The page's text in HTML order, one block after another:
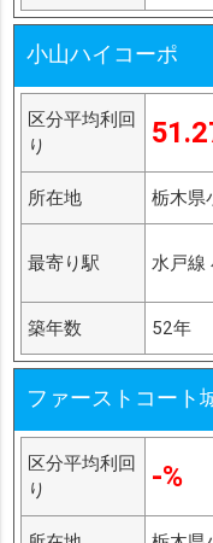
小山ハイコーポ
区分平均利回
り
所在地 栃木県
最寄り駅 水戸線
築年数 52年
ファーストコート
区分平均利回
り
-%